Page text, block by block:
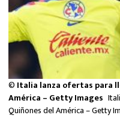
LIGA MX
NFL
© Italia lanza ofertas para
América – Getty Images
Quiñones del América – Getty